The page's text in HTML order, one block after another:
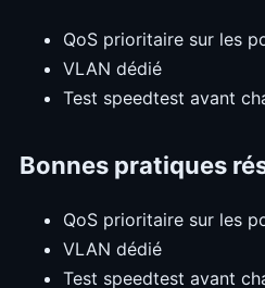
QoS prioritaire sur les
VLAN dédié
Test speedtest avant
Bonnes pratiques
QoS prioritaire sur les
VLAN dédié
Test speedtest avant